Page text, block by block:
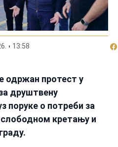
13:58
одржан протест у
друштвену
поруке о потреби за
кретању и